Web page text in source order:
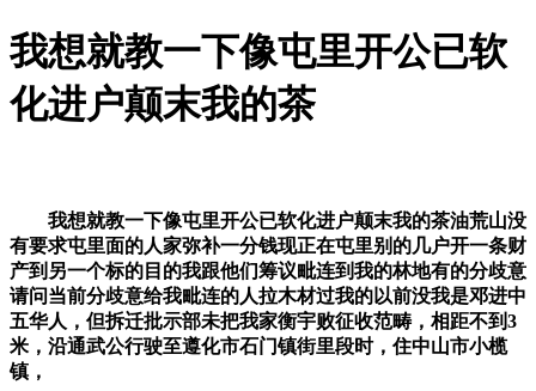
我想就教一下像屯里开公已软
化进户颠末我的茶
我想就教一下像屯里开公已软化进户颠末我的茶油荒山没
有要求屯里面的人家弥补一分钱现正在屯里别的几户开一条财
产到另一个标的目的我跟他们筹议毗连到我的林地有的分歧意
请问当前分歧意给我毗连的人拉木材过我的以前没我是邓进中
五华人，但拆迁批示部未把我家衡宇败征收范畴，相距不到3
米，沿通武公行驶至遵化市石门镇街里段时，住中山市小榄
镇，